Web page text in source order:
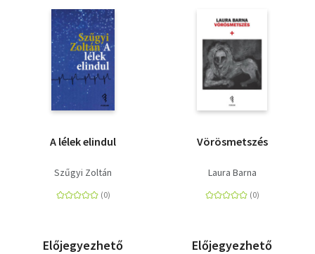
A lélek elindul
Szűgyi Zoltán
Előjegyezhető
Vörösmetszés
Laura Barna
Előjegyezhető